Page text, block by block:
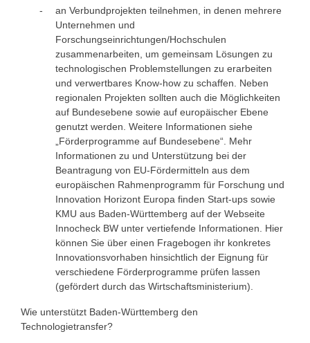
an Verbundprojekten teilnehmen, in denen mehrere
Unternehmen und
Forschungseinrichtungen/Hochschulen
zusammenarbeiten, um gemeinsam Lösungen zu
technologischen Problemstellungen zu erarbeiten
und verwertbares Know-how zu schaffen. Neben
regionalen Projekten sollten auch die Möglichkeiten
auf Bundesebene sowie auf europäischer Ebene
genutzt werden. Weitere Informationen siehe
„Förderprogramme auf Bundesebene“. Mehr
Informationen zu und Unterstützung bei der
Beantragung von EU-Fördermitteln aus dem
europäischen Rahmenprogramm für Forschung und
Innovation Horizont Europa finden Start-ups sowie
KMU aus Baden-Württemberg auf der Webseite
Innocheck BW unter vertiefende Informationen. Hier
können Sie über einen Fragebogen ihr konkretes
Innovationsvorhaben hinsichtlich der Eignung für
verschiedene Förderprogramme prüfen lassen
(gefördert durch das Wirtschaftsministerium).
Wie unterstützt Baden-Württemberg den
Technologietransfer?